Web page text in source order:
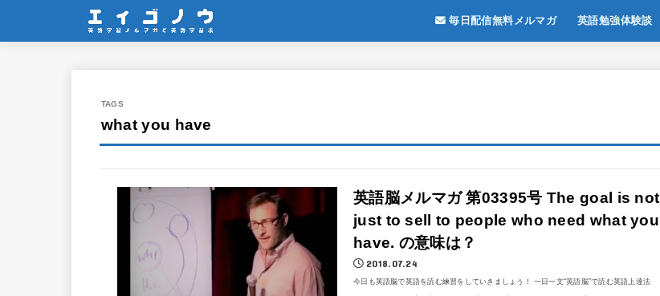
毎日配信無料メルマガ 英語勉強体験談
what you have
英語脳メルマガ 第03395号 The goal is not
just to sell to people who need what you
have. の意味は？
2018.07.24
今日も英語脳で英語を読む練習をしていきましょう！ 一日一文“英語脳”で読む英語上達法